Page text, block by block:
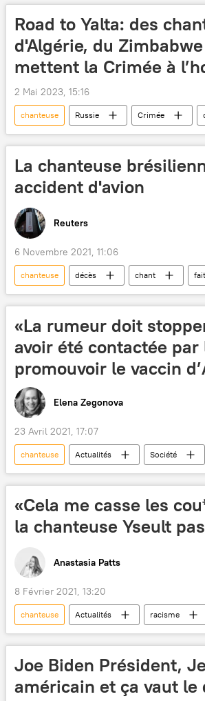
Road to Yalta: des
d'Algérie, du
mettent la Crimée à
2 Mai 2023, 15:16
chanteuse Russie Crimée
Seconde Guerre mondiale
Algérie
La chanteuse
accident d'avion
Reuters
6 Novembre 2021, 11:06
chanteuse décès chant
«La rumeur doit
avoir été contactée par
promouvoir le vaccin
Elena Zegonova
23 Avril 2021, 17:07
chanteuse Actualités Société
Vaxzevria, vaccin anti-Covid d'AstraZeneca/
«Cela me casse les
la chanteuse Yseult
Anastasia Patts
8 Février 2021, 13:20
chanteuse Actualités racisme
Joe Biden Président,
américain et ça vaut le